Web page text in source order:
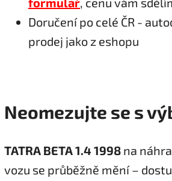
Doručení po celé ČR -
prodej jako z eshopu
Neomezujte se s
TATRA BETA 1.4 1998 na
vozu se průběžně mění –